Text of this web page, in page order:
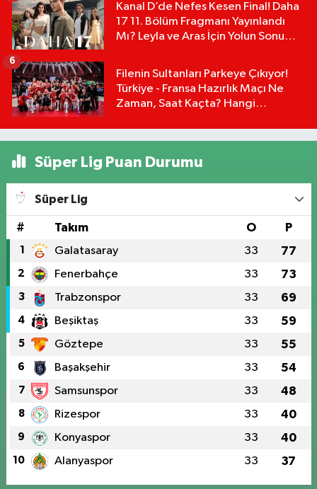
Kanal D’de Nefes Kesen Final! Daha
17 11. Bölüm Fragmanı Yayınlandı
Mı? Leyla ve Aras İçin Yolun Sonu
Filenin Sultanları Parkeye Çıkıyor!
Türkiye - Fransa Hazırlık Maçı Ne
Zaman, Saat Kaçta? Hangi
6
Süper Lig Puan Durumu
Süper Lig
# Takım O P
1 Galatasaray 33 77
2 Fenerbahçe 33 73
3 Trabzonspor 33 69
4 Beşiktaş 33 59
5 Göztepe 33 55
6 Başakşehir 33 54
7 Samsunspor 33 48
8 Rizespor 33 40
9 Konyaspor 33 40
10 Alanyaspor 33 37